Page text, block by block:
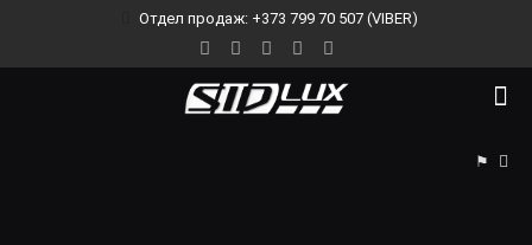
Отдел продаж: +373 799 70 507 (VIBER)
⚑